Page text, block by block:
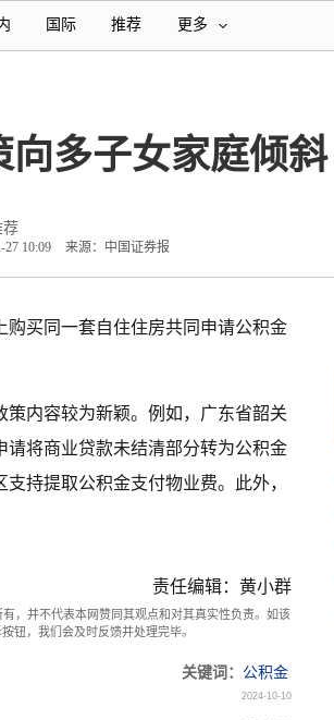
国际 推荐 更多
向多子女家庭倾斜
荐
27 10:09 来源：中国证券报
购买同一套自住住房共同申请公积金
内容较为新颖。例如，广东省韶关
将商业贷款未结清部分转为公积金
持提取公积金支付物业费。此外，
责任编辑：黄小群
，并不代表本网赞同其观点和对其真实性负责。如该
钮，我们会及时反馈并处理完毕。
关键词： 公积金
2024-10-10